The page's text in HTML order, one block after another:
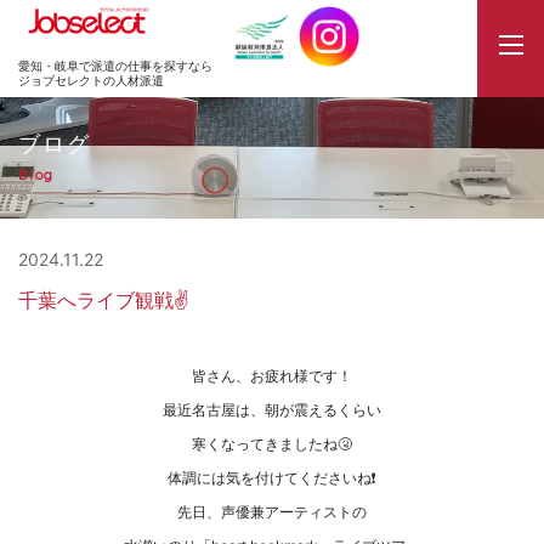
JobSelect
愛知・岐阜で派遣の仕事を探すなら
ジョブセレクトの人材派遣
ブログ
Blog
2024.11.22
千葉へライブ観戦✌️
皆さん、お疲れ様です！
最近名古屋は、朝が震えるくらい
寒くなってきましたね🤧
体調には気を付けてくださいね❗
先日、声優兼アーティストの